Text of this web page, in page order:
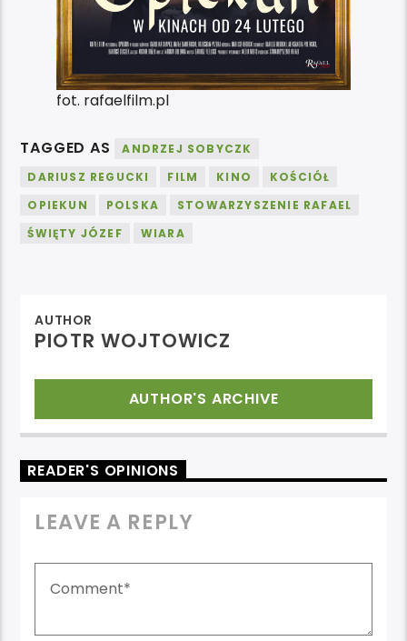
fot. rafaelfilm.pl
TAGGED AS
ANDRZEJ SOBYCZK
DARIUSZ REGUCKI
FILM KINO
KOŚCIÓŁ
OPIEKUN
POLSKA
STOWARZYSZENIE RAFAEL
ŚWIĘTY JÓZEF
WIARA
AUTHOR
PIOTR WOJTOWICZ
AUTHOR'S ARCHIVE
READER'S OPINIONS
LEAVE A REPLY